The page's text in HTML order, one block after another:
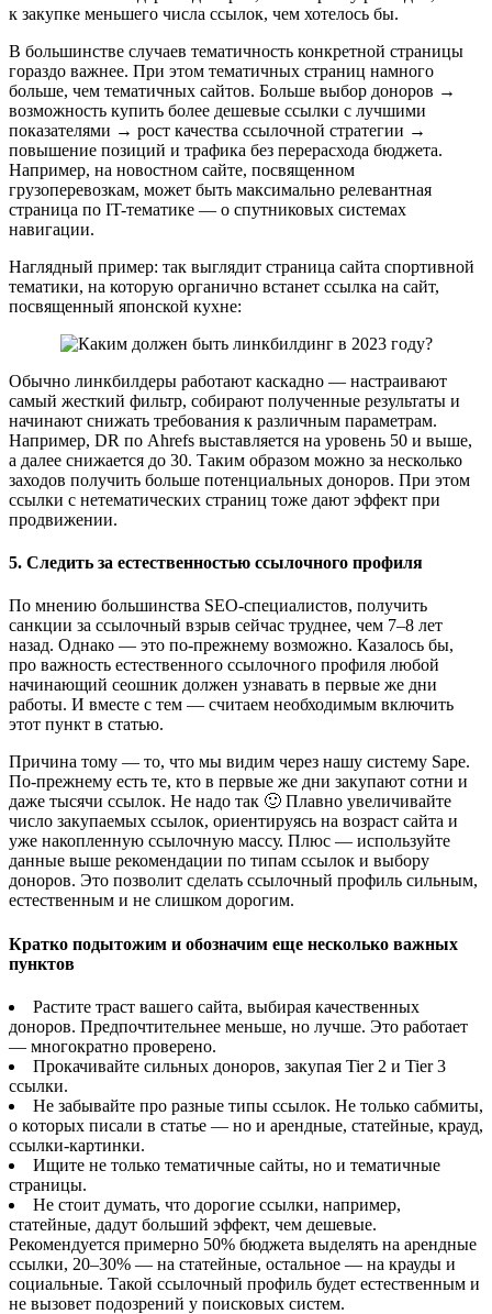
к закупке меньшего числа ссылок, чем хотелось бы.
В большинстве случаев тематичность конкретной страницы
гораздо важнее. При этом тематичных страниц намного
больше, чем тематичных сайтов. Больше выбор доноров →
возможность купить более дешевые ссылки с лучшими
показателями → рост качества ссылочной стратегии →
повышение позиций и трафика без перерасхода бюджета.
Например, на новостном сайте, посвященном
грузоперевозкам, может быть максимально релевантная
страница по IT-тематике — о спутниковых системах
навигации.
Наглядный пример: так выглядит страница сайта спортивной
тематики, на которую органично встанет ссылка на сайт,
посвященный японской кухне:
Обычно линкбилдеры работают каскадно — настраивают
самый жесткий фильтр, собирают полученные результаты и
начинают снижать требования к различным параметрам.
Например, DR по Ahrefs выставляется на уровень 50 и выше,
а далее снижается до 30. Таким образом можно за несколько
заходов получить больше потенциальных доноров. При этом
ссылки с нетематических страниц тоже дают эффект при
продвижении.
5. Следить за естественностью ссылочного профиля
По мнению большинства SEO-специалистов, получить
санкции за ссылочный взрыв сейчас труднее, чем 7–8 лет
назад. Однако — это по-прежнему возможно. Казалось бы,
про важность естественного ссылочного профиля любой
начинающий сеошник должен узнавать в первые же дни
работы. И вместе с тем — считаем необходимым включить
этот пункт в статью.
Причина тому — то, что мы видим через нашу систему Sape.
По-прежнему есть те, кто в первые же дни закупают сотни и
даже тысячи ссылок. Не надо так 🙂 Плавно увеличивайте
число закупаемых ссылок, ориентируясь на возраст сайта и
уже накопленную ссылочную массу. Плюс — используйте
данные выше рекомендации по типам ссылок и выбору
доноров. Это позволит сделать ссылочный профиль сильным,
естественным и не слишком дорогим.
Кратко подытожим и обозначим еще несколько важных
пунктов
Растите траст вашего сайта, выбирая качественных
доноров. Предпочтительнее меньше, но лучше. Это работает
— многократно проверено.
Прокачивайте сильных доноров, закупая Tier 2 и Tier 3
ссылки.
Не забывайте про разные типы ссылок. Не только сабмиты,
о которых писали в статье — но и арендные, статейные, крауд,
ссылки-картинки.
Ищите не только тематичные сайты, но и тематичные
страницы.
Не стоит думать, что дорогие ссылки, например,
статейные, дадут больший эффект, чем дешевые.
Рекомендуется примерно 50% бюджета выделять на арендные
ссылки, 20–30% — на статейные, остальное — на крауды и
социальные. Такой ссылочный профиль будет естественным и
не вызовет подозрений у поисковых систем.